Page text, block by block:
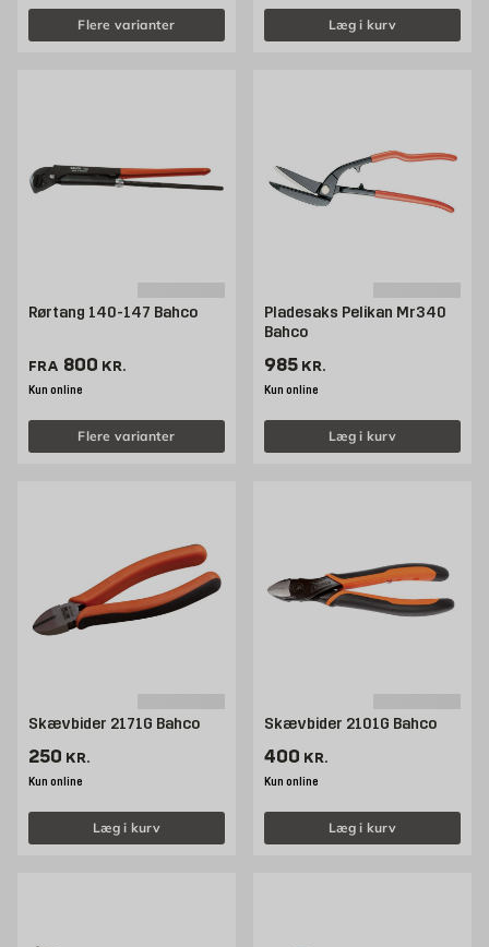
Flere varianter Læg i kurv
Rørtang 140-147 Bahco
FRA Pris 800 kr. /stk
800 KR.
Kun online
Flere varianter
Pladesaks Pelikan Mr340
Bahco
Pris 985 kr. /stk
985 KR.
Kun online
Læg i kurv
Skævbider 2171G Bahco
Pris 250 kr. /stk
250 KR.
Kun online
Læg i kurv
Skævbider 2101G Bahco
Pris 400 kr. /stk
400 KR.
Kun online
Læg i kurv